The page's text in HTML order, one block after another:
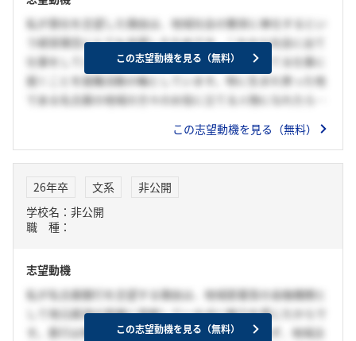
私が貴社を志望した理由は、地域社会の繁栄に奉仕するとい
う経営理念にとても共感したためです。これから社会に出て
仕事をしていく上で、微力ながらも人のお役に立てる仕事に
就くことを就職活動の軸としています。特に生まれ育った地
である名古屋の地域の方々のお役に立てる人物になれたらい
う観念からも、貴社の発展を通じて地域社会に貢献できると
この志望動機を見る（無料）
この志望動機を見る（無料）
26年卒 文系
非公開
学校名：非公開
職 種：
志望動機
私が名古屋銀行を志望する理由は、地域密着型の金融機関と
して地元経済の発展に貢献している点に魅力を感じたからで
す。貴行は単なる金融サービスの提供にとどまらず、地域企
この志望動機を見る（無料）